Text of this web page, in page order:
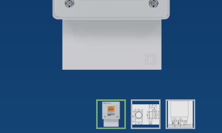
Detetores de presença e movimentos
Projetores de LED
Theben AG
Cooperacoes
Biblioteca de mídia